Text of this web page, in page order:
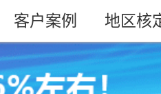
客户案例 地区核